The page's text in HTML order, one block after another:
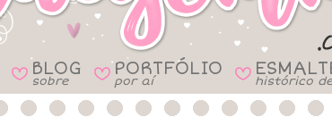
B BLOG
sobre B PORTFÓLIO
por aí B histórico